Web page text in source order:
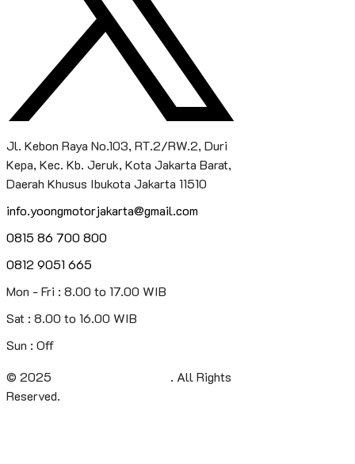
Jl. Kebon Raya No.103, RT.2/RW.2, Duri
Kepa, Kec. Kb. Jeruk, Kota Jakarta Barat,
Daerah Khusus Ibukota Jakarta 11510
info.yoongmotorjakarta@gmail.com
0815 86 700 800
0812 9051 665
Mon - Fri : 8.00 to 17.00 WIB
Sat : 8.00 to 16.00 WIB
Sun : Off
© 2025
. All Rights
Reserved.